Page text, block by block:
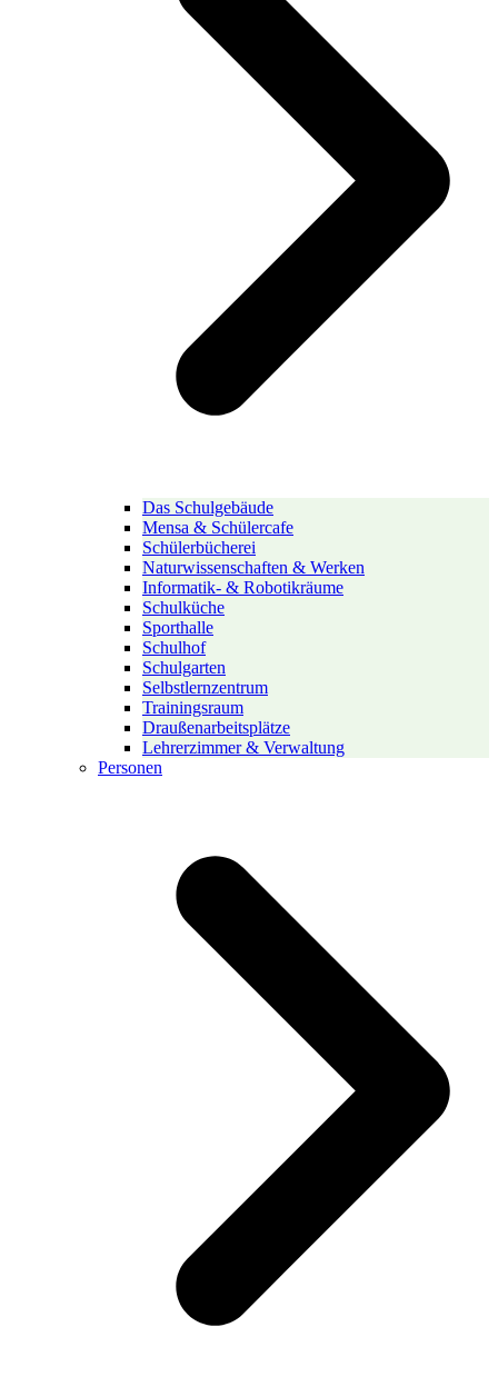
Das Schulgebäude
Mensa & Schülercafe
Schülerbücherei
Naturwissenschaften & Werken
Informatik- & Robotikräume
Schulküche
Sporthalle
Schulhof
Schulgarten
Selbstlernzentrum
Trainingsraum
Draußenarbeitsplätze
Lehrerzimmer & Verwaltung
Personen